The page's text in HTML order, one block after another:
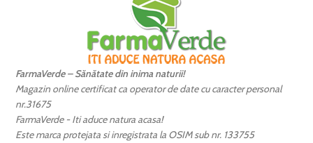
FarmaVerde – Sănătate din inima naturii!
Magazin online certificat ca operator de date cu caracter personal
nr.31675
FarmaVerde - Iti aduce natura acasa!
Este marca protejata si inregistrata la OSIM sub nr. 133755